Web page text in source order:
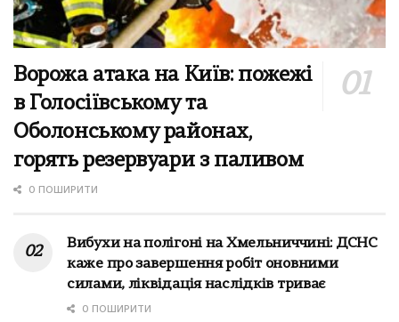
Ворожа атака на Київ: пожежі
в Голосіївському та
Оболонському районах,
горять резервуари з паливом
0 ПОШИРИТИ
Вибухи на полігоні на Хмельниччині: ДСНС
каже про завершення робіт оновними
силами, ліквідація наслідків триває
0 ПОШИРИТИ